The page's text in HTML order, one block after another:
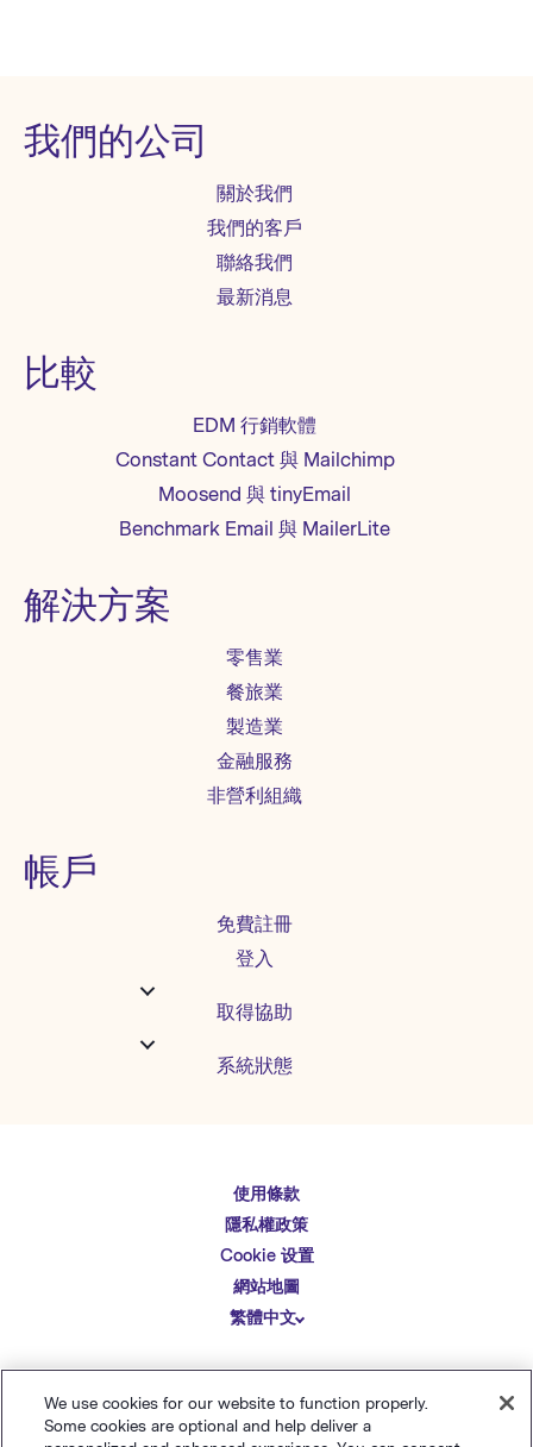
我們的公司
關於我們
我們的客戶
聯絡我們
最新消息
比較
EDM 行銷軟體
Constant Contact 與 Mailchimp
Moosend 與 tinyEmail
Benchmark Email 與 MailerLite
解決方案
零售業
餐旅業
製造業
金融服務
非營利組織
帳戶
免費註冊
登入
取得協助
系統狀態
使用條款
隱私權政策
Cookie 设置
網站地圖
繁體中文
English
Español
Deutsch
简体中文
日本語
Italiano
Polaris Software, LLC的註冊商標
We use cookies for our website to function properly.
Some cookies are optional and help deliver a